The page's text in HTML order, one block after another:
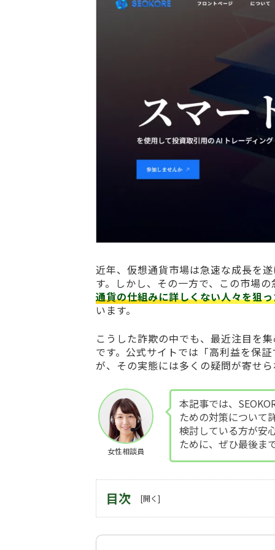
近年、仮想通貨市場は急速な成長を
す。しかし、その一方で、この市場
通貨の仕組みに詳しくない人々を狙
います。
こうした詐欺の中でも、最近注目を
です。公式サイトでは「高利益を保
が、その実態には多くの疑問が寄せ
女性相談員
本記事では、
ための対策について
検討している方が安
ために、ぜひ最後ま
目次